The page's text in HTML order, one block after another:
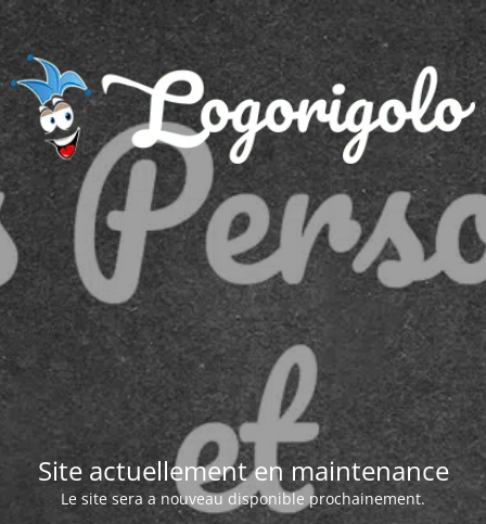
Site actuellement en maintenance
Le site sera a nouveau disponible prochainement.